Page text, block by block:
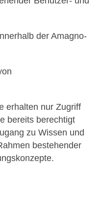
der Amagno-
erhalten nur Zugriff
bereits berechtigt
zu Wissen und
bestehender